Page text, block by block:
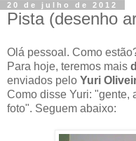
20 de julho de 2012
Pista (desenho
Olá pessoal. Como
Para hoje, teremos mais
enviados pelo Yuri
Como disse Yuri: "gente,
foto". Seguem abaixo: